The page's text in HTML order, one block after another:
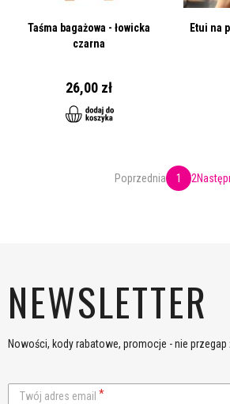
Taśma bagażowa - łowicka
czarna
26,00 zł
Etui na
Poprzednia 1 2
NEWSLETTER
Nowości, kody rabatowe, promocje - nie
Twój adres email